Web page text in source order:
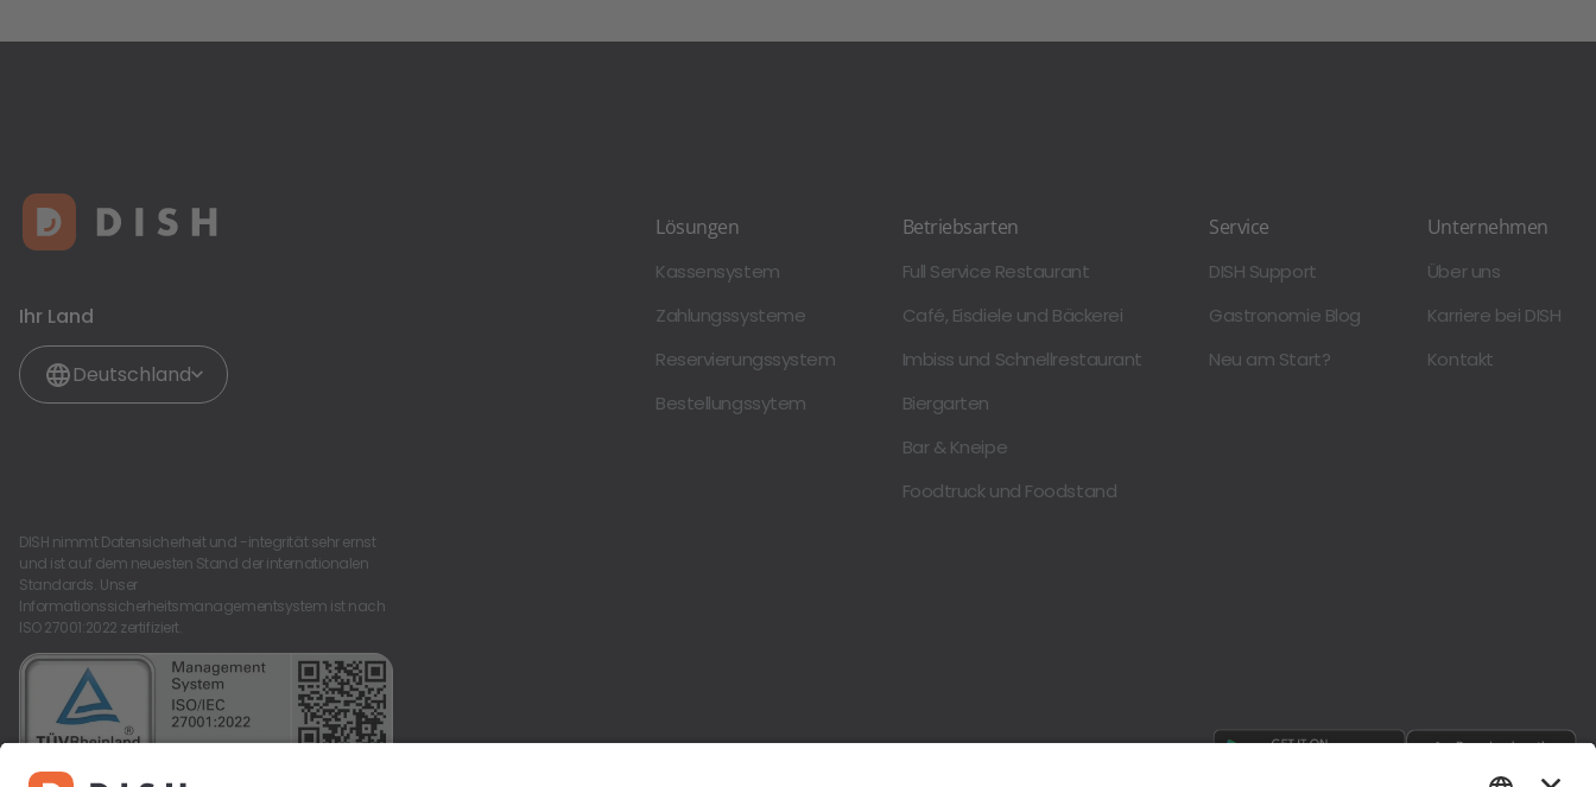
Ihr Land
Deutschland
Lösungen
Kassensystem
Zahlungssysteme
Reservierungssystem
Bestellungssytem
Betriebsarten
Full Service Restaurant
Café, Eisdiele und Bäckerei
Imbiss und Schnellrestaurant
Biergarten
Bar & Kneipe
Foodtruck und Foodstand
Service
DISH Support
Gastronomie Blog
Neu am Start?
Unternehmen
Über uns
Karriere bei DISH
Kontakt
DISH nimmt Datensicherheit und -integrität sehr ernst
und ist auf dem neuesten Stand der internationalen
Standards. Unser
Informationssicherheitsmanagementsystem ist nach
ISO 27001:2022 zertifiziert.